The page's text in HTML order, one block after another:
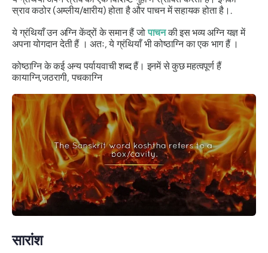
स्राव कठोर (अम्लीय/क्षारीय) होता है और पाचन में सहायक होता है।.
ये ग्रंथियाँ उन अग्नि केंद्रों के समान हैं जोपाचनकी इस भव्य अग्नि यज्ञ में
अपना योगदान देती हैं । अतः, ये ग्रंथियाँ भीकोष्ठाग्निका एक भाग हैं ।
कोष्ठाग्नि केकई अन्य पर्यायवाची शब्द हैं। इनमें से कुछ महत्वपूर्ण हैं
कायाग्नि,जठरागी, पचकाग्नि
सारांश